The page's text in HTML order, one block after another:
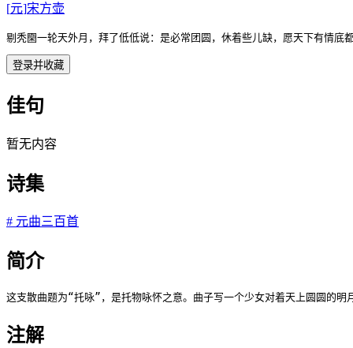
[元]宋方壶
剔秃圞一轮天外月，拜了低低说：是必常团圆，休着些儿缺，愿天下有情底
登录并收藏
佳句
暂无内容
诗集
# 元曲三百首
简介
这支散曲题为“托咏”，是托物咏怀之意。曲子写一个少女对着天上圆圆的
注解